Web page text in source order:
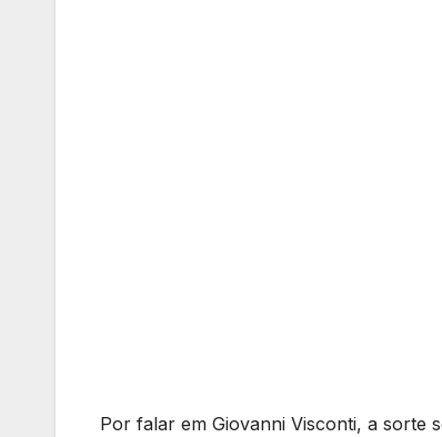
Por falar em Giovanni Visconti, a sorte